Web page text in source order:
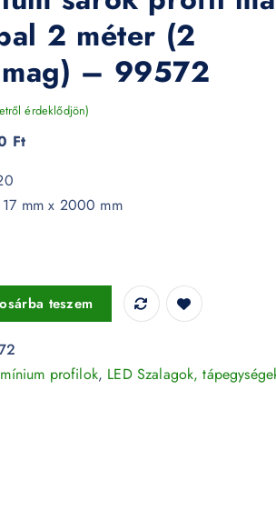
2 méter (2
– 99572
érdeklődjön)
Ft
mm x 2000 mm
profil matt fedlappal 2 méter (2 db/
teszem
profilok, LED Szalagok,